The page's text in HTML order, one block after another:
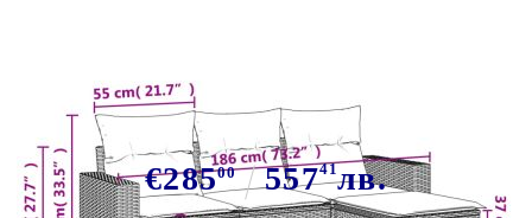
полиратан
€28500 55741лв.